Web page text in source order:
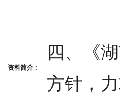
资料简介：
四、《
方针，